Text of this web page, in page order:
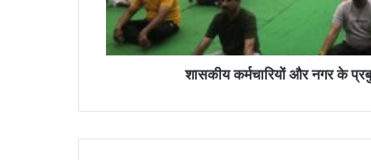
योग
शासकीय कर्मचारियों और नगर के